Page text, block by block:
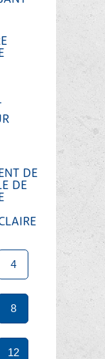
DE
DE
4
8
12